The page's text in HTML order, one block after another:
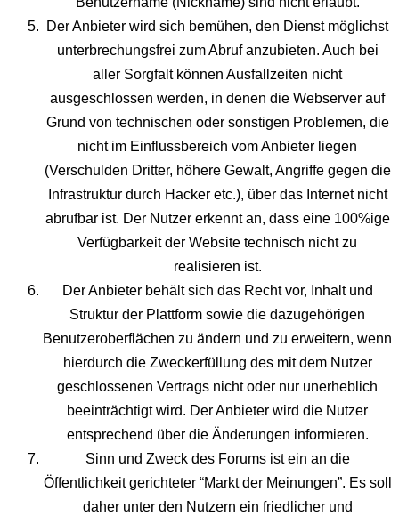
Der Anbieter wird sich bemühen, den Dienst möglichst
unterbrechungsfrei zum Abruf anzubieten. Auch bei
aller Sorgfalt können Ausfallzeiten nicht
ausgeschlossen werden, in denen die Webserver auf
Grund von technischen oder sonstigen Problemen, die
nicht im Einflussbereich vom Anbieter liegen
(Verschulden Dritter, höhere Gewalt, Angriffe gegen die
Infrastruktur durch Hacker etc.), über das Internet nicht
abrufbar ist. Der Nutzer erkennt an, dass eine 100%ige
Verfügbarkeit der Website technisch nicht zu
realisieren ist.
Der Anbieter behält sich das Recht vor, Inhalt und
Struktur der Plattform sowie die dazugehörigen
Benutzeroberflächen zu ändern und zu erweitern, wenn
hierdurch die Zweckerfüllung des mit dem Nutzer
geschlossenen Vertrags nicht oder nur unerheblich
beeinträchtigt wird. Der Anbieter wird die Nutzer
entsprechend über die Änderungen informieren.
Sinn und Zweck des Forums ist ein an die
Öffentlichkeit gerichteter “Markt der Meinungen”. Es soll
daher unter den Nutzern ein friedlicher und